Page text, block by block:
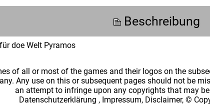
Beschreibung
doe Welt Pyramos
of all or most of the games and their logos on the
Any use on this or subsequent pages should not be
an attempt to infringe upon any copyrights that may
Datenschutzerklärung , Impressum, Disclaimer, ©